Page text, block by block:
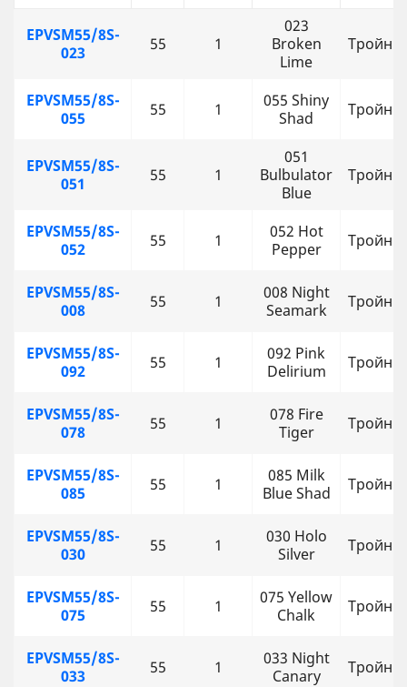
EPVSM55/8S-
023
55 1
023
Broken
Lime
EPVSM55/8S-
055
55 1
055 Shiny
Shad
EPVSM55/8S-
051
55 1
051
Bulbulator
Blue
EPVSM55/8S-
052
55 1
052 Hot
Pepper
EPVSM55/8S-
008
55 1
008 Night
Seamark
EPVSM55/8S-
092
55 1
092 Pink
Delirium
EPVSM55/8S-
078
55 1
078 Fire
Tiger
EPVSM55/8S-
085
55 1
085 Milk
Blue Shad
EPVSM55/8S-
030
55 1
030 Holo
Silver
EPVSM55/8S-
075
55 1
075 Yellow
Chalk
EPVSM55/8S-
033
55 1
033 Night
Canary